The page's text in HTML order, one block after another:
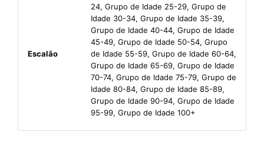
Escalão
24, Grupo de Idade 25-29, Grupo de
Idade 30-34, Grupo de Idade 35-39,
Grupo de Idade 40-44, Grupo de Idade
45-49, Grupo de Idade 50-54, Grupo
de Idade 55-59, Grupo de Idade 60-64,
Grupo de Idade 65-69, Grupo de Idade
70-74, Grupo de Idade 75-79, Grupo de
Idade 80-84, Grupo de Idade 85-89,
Grupo de Idade 90-94, Grupo de Idade
95-99, Grupo de Idade 100+